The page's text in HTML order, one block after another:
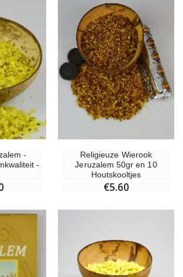
-
-
Religieuze Wierook
Jeruzalem 50gr en 10
Houtskooltjes
€5.60
Kruisje Kind Hout Kerk Vlinders en Regenboog 15 cm
Willow Tree Engel - Guardian Angel (Beschermengel) - 14 cm
€4.90
€6.00